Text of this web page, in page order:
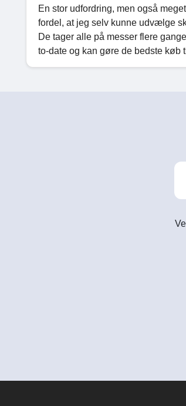
En stor udfordring, men også
fordel, at jeg selv kunne udvælge
De tager alle på messer flere
to-date og kan gøre de bedste køb